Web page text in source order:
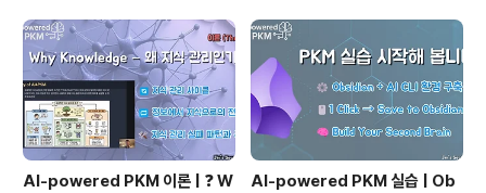
AI-powered PKM 이론 | ❓ W
AI-powered PKM 실습 | Ob